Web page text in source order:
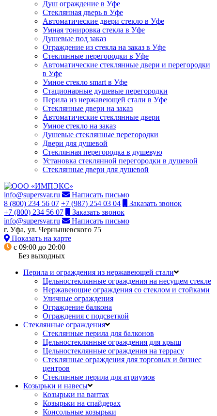
Душ ограждение в Уфе
Стеклянная дверь в Уфе
Автоматические двери стекло в Уфе
Умная тонировка стекла в Уфе
Душевые под заказ
Ограждение из стекла на заказ в Уфе
Стеклянные перегородки в Уфе
Автоматические стеклянные двери и перегородки
в Уфе
Умное стекло smart в Уфе
Стационарные душевые перегородки
Перила из нержавеющей стали в Уфе
Стеклянные двери на заказ
Автоматические стеклянные двери
Умное стекло на заказ
Душевые стеклянные перегородки
Двери для душевой
Стеклянная перегородка в душевую
Установка стеклянной перегородки в душевой
Стеклянные двери для душевой
info@supersvar.ru
Написать письмо
8 (800) 234 56 07 +7 (987) 254 03 04
Заказать звонок
+7 (800) 234 56 07
Заказать звонок
info@supersvar.ru
Написать письмо
г. Уфа, ул. Чернышевского 75
Показать на карте
с 09:00 до 20:00
Без выходных
Перила и ограждения из нержавеющей стали
Цельностеклянные ограждения на несущем стекле
Нержавеющие ограждения со стеклом и стойками
Уличные ограждения
Ограждение балкона
Ограждения с подсветкой
Стеклянные ограждения
Стеклянные перила для балконов
Цельностеклянные ограждения для крыш
Цельностеклянные ограждения на террасу
Стеклянные ограждения для торговых и бизнес
центров
Стеклянные перила для атриумов
Козырьки и навесы
Козырьки на вантах
Козырьки на спайдерах
Консольные козырьки